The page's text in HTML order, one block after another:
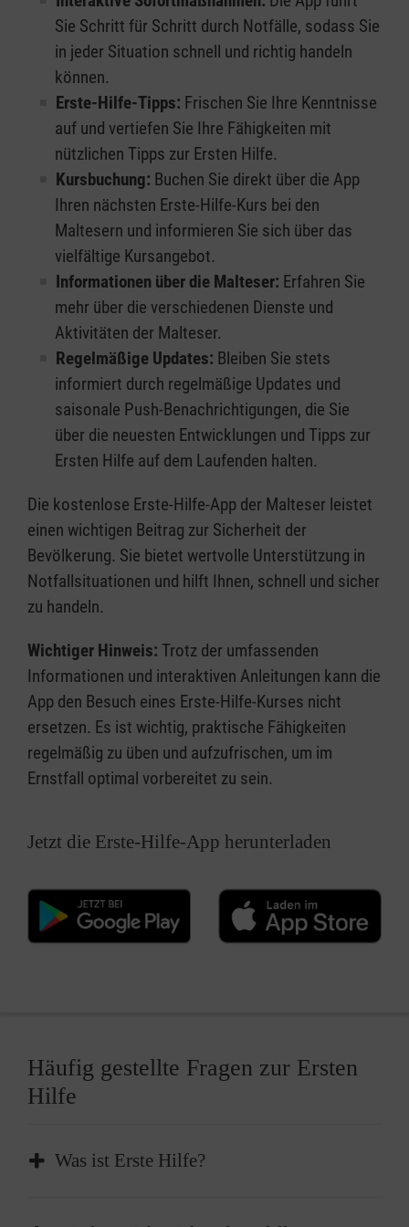
Sie Schritt für Schritt durch Notfälle, sodass Sie
in jeder Situation schnell und richtig handeln
können.
Erste-Hilfe-Tipps: Frischen Sie Ihre Kenntnisse
auf und vertiefen Sie Ihre Fähigkeiten mit
nützlichen Tipps zur Ersten Hilfe.
Kursbuchung: Buchen Sie direkt über die App
Ihren nächsten Erste-Hilfe-Kurs bei den
Maltesern und informieren Sie sich über das
vielfältige Kursangebot.
Informationen über die Malteser: Erfahren Sie
mehr über die verschiedenen Dienste und
Aktivitäten der Malteser.
Regelmäßige Updates: Bleiben Sie stets
informiert durch regelmäßige Updates und
saisonale Push-Benachrichtigungen, die Sie
über die neuesten Entwicklungen und Tipps zur
Ersten Hilfe auf dem Laufenden halten.
Die kostenlose Erste-Hilfe-App der Malteser leistet
einen wichtigen Beitrag zur Sicherheit der
Bevölkerung. Sie bietet wertvolle Unterstützung in
Notfallsituationen und hilft Ihnen, schnell und sicher
zu handeln.
Wichtiger Hinweis: Trotz der umfassenden
Informationen und interaktiven Anleitungen kann die
App den Besuch eines Erste-Hilfe-Kurses nicht
ersetzen. Es ist wichtig, praktische Fähigkeiten
regelmäßig zu üben und aufzufrischen, um im
Ernstfall optimal vorbereitet zu sein.
Jetzt die Erste-Hilfe-App herunterladen
Häufig gestellte Fragen zur Ersten
Hilfe
Was ist Erste Hilfe?